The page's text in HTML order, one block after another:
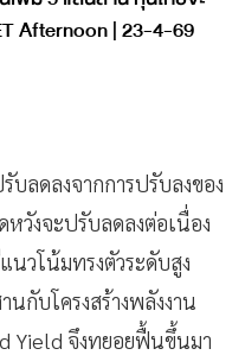
Afternoon | 23-4-69
บลดลงจากการปรับลงของ
หวังจะปรับลดลงต่อเนื่อง
นวโน้มทรงตัวระดับสูง
กับโครงสร้างพลังงาน
Yield จึงทยอยฟื้นขึ้นมา